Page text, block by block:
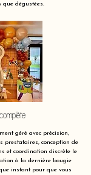
que dégustées.
géré avec précision,
prestataires, conception de
et coordination discrète le
à la dernière bougie
instant pour que vous